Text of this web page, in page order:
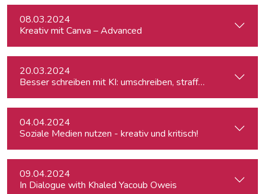
08.03.2024
Kreativ mit Canva – Advanced
20.03.2024
Besser schreiben mit KI: umschreiben, straffen, redigieren
04.04.2024
Soziale Medien nutzen - kreativ und kritisch!
09.04.2024
In Dialogue with Khaled Yacoub Oweis